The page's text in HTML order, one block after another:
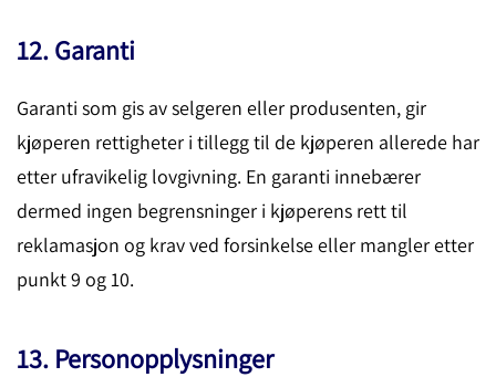
12. Garanti
Garanti som gis av selgeren eller produsenten, gir
kjøperen rettigheter i tillegg til de kjøperen allerede har
etter ufravikelig lovgivning. En garanti innebærer
dermed ingen begrensninger i kjøperens rett til
reklamasjon og krav ved forsinkelse eller mangler etter
punkt 9 og 10.
13. Personopplysninger